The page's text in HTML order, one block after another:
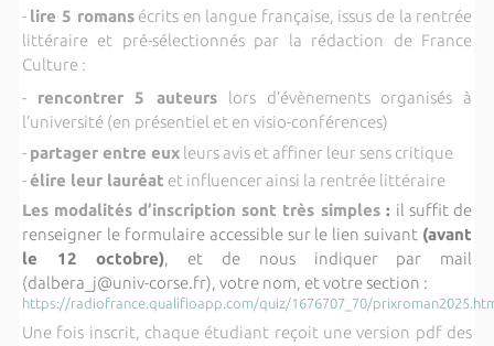
- lire 5 romansécrits en langue française, issus de la rentrée
littéraire et pré-sélectionnés par la rédaction de France
Culture :
- rencontrer 5 auteurs lors d’évènements organisés à
l’université (en présentiel et en visio-conférences)
- partager entre euxleurs avis et affiner leur sens critique
-élire leur lauréat et influencer ainsi la rentrée littéraire
Les modalités d’inscription sont très simples : il suffit de
renseigner le formulaire accessible sur le lien suivant (avant
le 12 octobre), et de nous indiquer par mail
(dalbera_j@univ-corse.fr), votre nom, et votre section :
https://radiofrance.qualifioapp.com/quiz/1676707_70/
Une fois inscrit, chaque étudiant reçoit une version pdf des